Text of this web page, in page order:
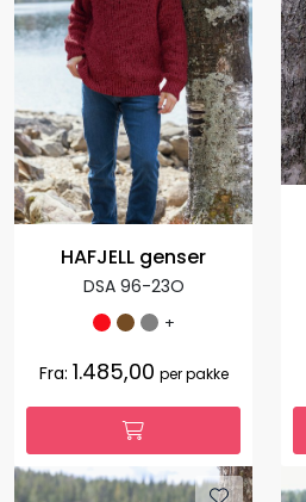
HAFJELL genser
DSA 96-23O
+
Fra: 1.485,00 per pakke